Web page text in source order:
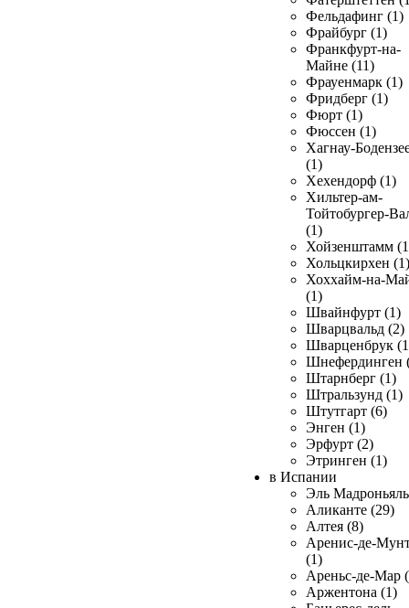
Фельдафинг (1)
Фрайбург (1)
Франкфурт-на-
Майне (11)
Фрауенмарк (1)
Фридберг (1)
Фюрт (1)
Фюссен (1)
Хагнау-
(1)
Хехендорф (1)
Хильтер-ам-
Тойтобургер-
(1)
Хойзенштамм
Хольцкирхен (1)
Хоххайм-на-
(1)
Швайнфурт (1)
Шварцвальд (2)
Шварценбрук
Шнефердинген
Штарнберг (1)
Штральзунд (1)
Штутгарт (6)
Энген (1)
Эрфурт (2)
Этринген (1)
в Испании
Эль
Аликанте (29)
Алтея (8)
Аренис-де-
(1)
Ареньс-де-Мар
Аржентона (1)